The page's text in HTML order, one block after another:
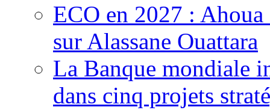
ECO en 2027 :
sur Alassane Ouattara
La Banque mondiale
dans cinq projets